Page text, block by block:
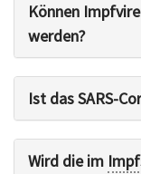
Können
werden?
Ist das SARS-
Wird die im